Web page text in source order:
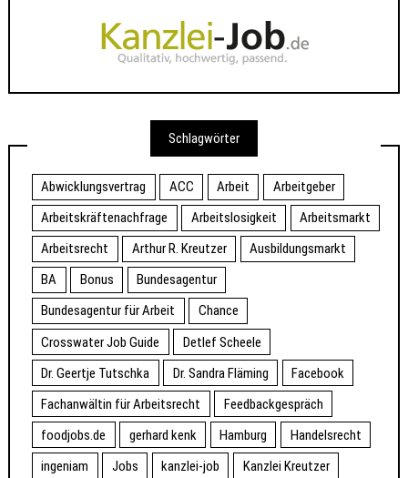
Schlagwörter
Abwicklungsvertrag ACC Arbeit
Arbeitgeber
Arbeitskräftenachfrage
Arbeitslosigkeit
Arbeitsmarkt
Arbeitsrecht
Arthur R. Kreutzer
Ausbildungsmarkt
BA
Bonus
Bundesagentur
Bundesagentur für Arbeit
Chance
Crosswater Job Guide
Detlef Scheele
Dr. Geertje Tutschka
Dr. Sandra Fläming
Facebook
Fachanwältin für Arbeitsrecht
Feedbackgespräch
foodjobs.de
gerhard kenk Hamburg
Handelsrecht
ingeniam
Jobs kanzlei-job Kanzlei Kreutzer